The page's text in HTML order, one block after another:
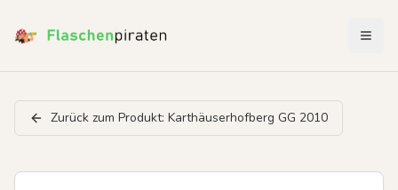
Zurück zum Produkt: Karthäuserhofberg GG 2010